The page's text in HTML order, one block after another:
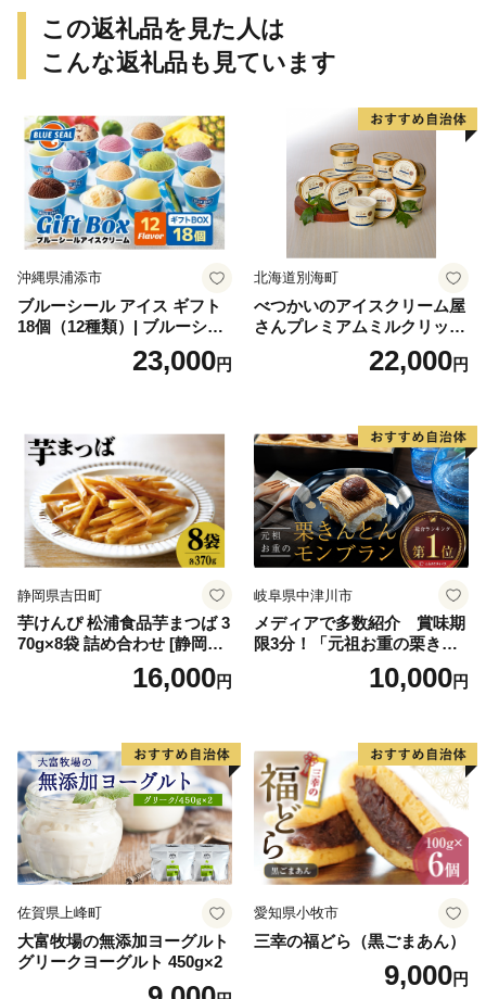
この返礼品を見た人は
こんな返礼品も見ています
沖縄県浦添市
ブルーシール アイス ギフト
18個（12種類）| ブルーシー
ルアイス ブルーシールアイ
スクリーム 着日指定可能 送
誕生日 カップ 詰め合わせ バ
ラエティ | バニラ チョコレー
ト ストロベリー ピスタチオ
バニラ＆クッキー ウベ 沖縄
紅イモ 塩ちんすこう 沖縄シ
ークヮーサー 沖縄黒糖 琉球
ロイヤルミルクティ 沖縄パ
イン
23,000円
北海道別海町
べつかいのアイスクリーム屋
さんプレミアムミルクリッチ
12個（AP-01）（ 北海道アイ
ス 北海道産アイス アイス ア
道産アイス 道産アイスクリ
ーム ギフト 詰合せ 詰め合わ
せ ふるさと納税 ）
22,000円
静岡県吉田町
芋けんぴ 松浦食品芋まつば 3
70g×8袋 詰め合わせ [静岡伊
勢丹(松浦食品) 静岡県 吉田町
22424274] 芋ケンピ セット
16,000円
岐阜県中津川市
メディアで多数紹介 賞味期
限3分！「元祖お重の栗きん
とんモンブラン」 【未来の
ご褒美】スイーツ 栗 モンブ
子 菓子 F4N-2298
10,000円
佐賀県上峰町
大富牧場の無添加ヨーグルト
グリークヨーグルト 450g×2
愛知県小牧市
三幸の福どら（黒ごまあん）
9,000円